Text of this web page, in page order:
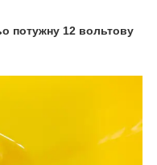
потужну 12 вольтову